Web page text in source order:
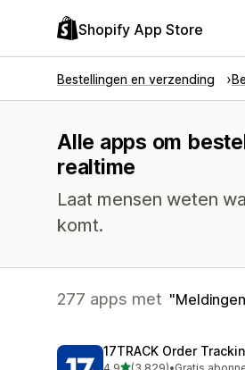
Shopify App Store
Bestellingen en verzending
Alle apps om
realtime
Laat mensen weten
komt.
277 apps met
17TRACK Order
van 5 sterren